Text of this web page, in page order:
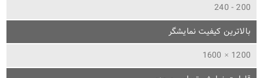
200 - 240
بالاترین کیفیت نمایشگر
1200 × 1600